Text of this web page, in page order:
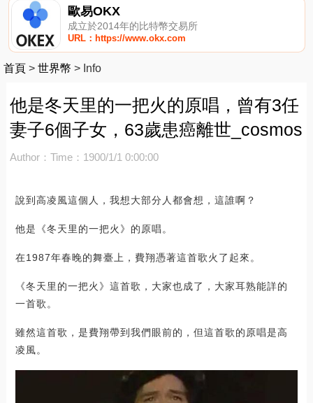
歐易OKX
成立於2014年的比特幣交易所
URL：https://www.okx.com
首頁 > 世界幣 > Info
他是冬天里的一把火的原唱，曾有3任
妻子6個子女，63歲患癌離世_cosmos
Author： Time：1900/1/1 0:00:00
說到高凌風這個人，我想大部分人都會想，這誰啊？
他是《冬天里的一把火》的原唱。
在1987年春晚的舞臺上，費翔憑著這首歌火了起來。
《冬天里的一把火》這首歌，大家也成了，大家耳熟能詳的
一首歌。
雖然這首歌，是費翔帶到我們眼前的，但這首歌的原唱是高
凌風。